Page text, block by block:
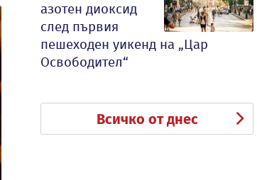
азотен диоксид
след първия
пешеходен уикенд на „Цар
Освободител“
Всичко от днес